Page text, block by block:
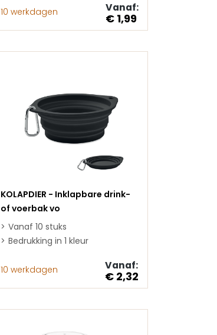
10 werkdagen Vanaf:
€ 1,99
KOLAPDIER - Inklapbare drink-
of voerbak vo
Vanaf 10 stuks
Bedrukking in 1 kleur
10 werkdagen Vanaf:
€ 2,32